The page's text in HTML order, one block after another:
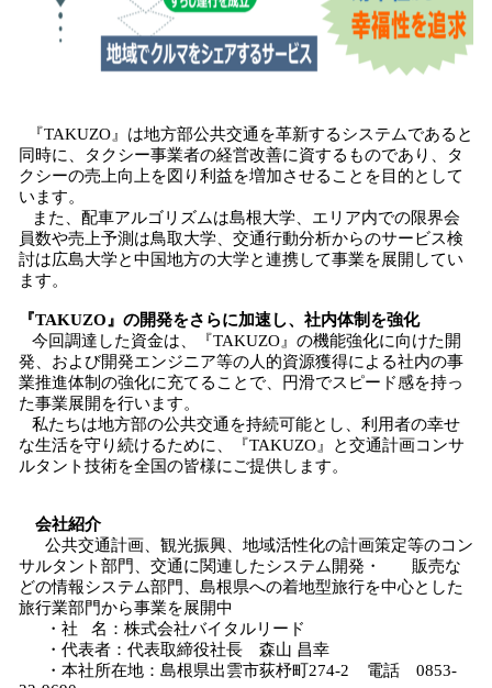
『TAKUZO』は地方部公共交通を革新するシステムであると
同時に、タクシー事業者の経営改善に資するものであり、タ
クシーの売上向上を図り利益を増加させることを目的として
います。
また、配車アルゴリズムは島根大学、エリア内での限界会
員数や売上予測は鳥取大学、交通行動分析からのサービス検
討は広島大学と中国地方の大学と連携して事業を展開してい
ます。
『TAKUZO』の開発をさらに加速し、社内体制を強化
今回調達した資金は、『TAKUZO』の機能強化に向けた開
発、および開発エンジニア等の人的資源獲得による社内の事
業推進体制の強化に充てることで、円滑でスピード感を持っ
た事業展開を行います。
私たちは地方部の公共交通を持続可能とし、利用者の幸せ
な生活を守り続けるために、『TAKUZO』と交通計画コンサ
ルタント技術を全国の皆様にご提供します。
会社紹介
公共交通計画、観光振興、地域活性化の計画策定等のコン
サルタント部門、交通に関連したシステム開発・ 販売な
どの情報システム部門、島根県への着地型旅行を中心とした
旅行業部門から事業を展開中
・社 名：株式会社バイタルリード
・代表者：代表取締役社長 森山 昌幸
・本社所在地：島根県出雲市荻杼町274-2 電話 0853-